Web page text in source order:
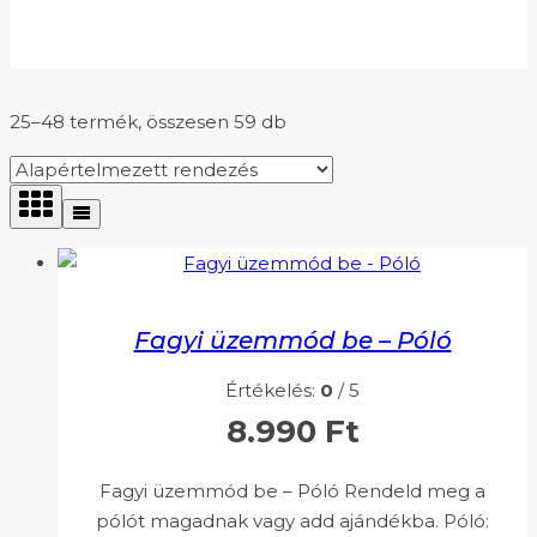
25–48 termék, összesen 59 db
Fagyi üzemmód be – Póló
Értékelés: 0 / 5
8.990 Ft
Fagyi üzemmód be – Póló Rendeld meg a
pólót magadnak vagy add ajándékba. Póló: